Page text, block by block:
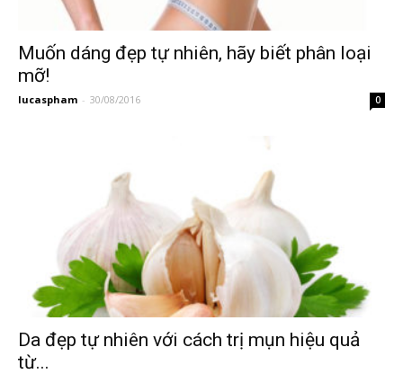
Muốn dáng đẹp tự nhiên, hãy biết phân loại
mỡ!
lucaspham - 30/08/2016 0
Da đẹp tự nhiên với cách trị mụn hiệu quả
từ...